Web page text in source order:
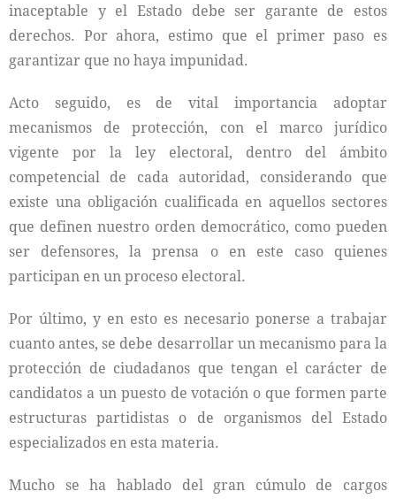
inaceptable y el Estado debe ser garante de estos
derechos. Por ahora, estimo que el primer paso es
garantizar que no haya impunidad.
Acto seguido, es de vital importancia adoptar
mecanismos de protección, con el marco jurídico
vigente por la ley electoral, dentro del ámbito
competencial de cada autoridad, considerando que
existe una obligación cualificada en aquellos sectores
que definen nuestro orden democrático, como pueden
ser defensores, la prensa o en este caso quienes
participan en un proceso electoral.
Por último, y en esto es necesario ponerse a trabajar
cuanto antes, se debe desarrollar un mecanismo para la
protección de ciudadanos que tengan el carácter de
candidatos a un puesto de votación o que formen parte
estructuras partidistas o de organismos del Estado
especializados en esta materia.
Mucho se ha hablado del gran cúmulo de cargos